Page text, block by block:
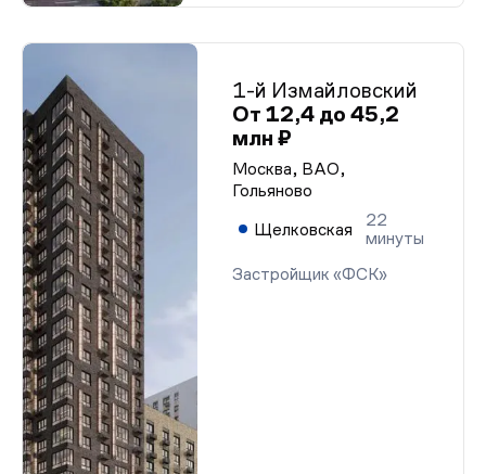
1-й Измайловский
От 12,4 до 45,2
млн ₽
Москва, ВАО,
Гольяново
Щелковская
22
минуты
Застройщик «ФСК»